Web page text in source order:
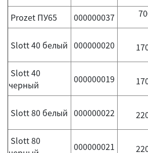
Prozet ПУ65 000000037
Slott 40 белый 000000020
Slott 40
черный
000000019
Slott 80 белый 000000022
Slott 80
000000021